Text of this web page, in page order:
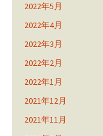
2022年5月
2022年4月
2022年3月
2022年2月
2022年1月
2021年12月
2021年11月